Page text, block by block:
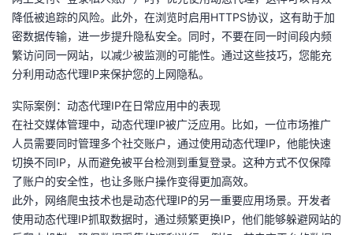
降低被追踪的风险。此外，在浏览时启用HTTPS协议，这有助于加
密数据传输，进一步提升隐私安全。同时，不要在同一时间段内频
繁访问同一网站，以减少被监测的可能性。通过这些技巧，您能充
分利用动态代理IP来保护您的上网隐私。
实际案例：动态代理IP在日常应用中的表现
在社交媒体管理中，动态代理IP被广泛应用。比如，一位市场推广
人员需要同时管理多个社交账户，通过使用动态代理IP，他能快速
切换不同IP，从而避免被平台检测到重复登录。这种方式不仅保障
了账户的安全性，也让多账户操作变得更加高效。
此外，网络爬虫技术也是动态代理IP的另一重要应用场景。开发者
使用动态代理IP抓取数据时，通过频繁更换IP，他们能够躲避网站的